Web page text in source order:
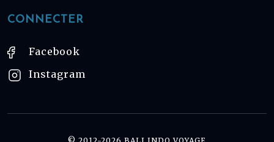
CONNECTER
Facebook
Instagram